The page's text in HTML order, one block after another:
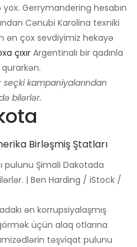
Gerrymandering hesabın
Cənubi Karolina texniki
ən çox sevdiyimiz hekayə
çıxır Argentinalı bir qadınla
seçki kampaniyalarından
bilərlər.
pulunu Şimali Dakotada
| Ben Harding / iStock /
ən korrupsiyalaşmış
üçün alaq otlarına
təşviqat pulunu